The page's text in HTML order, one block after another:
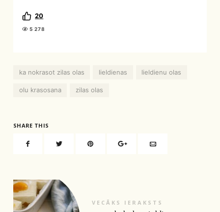
20
5 278
ka nokrasot zilas olas lieldienas lieldienu olas
olu krasosana zilas olas
SHARE THIS
VECĀKS IERAKSTS